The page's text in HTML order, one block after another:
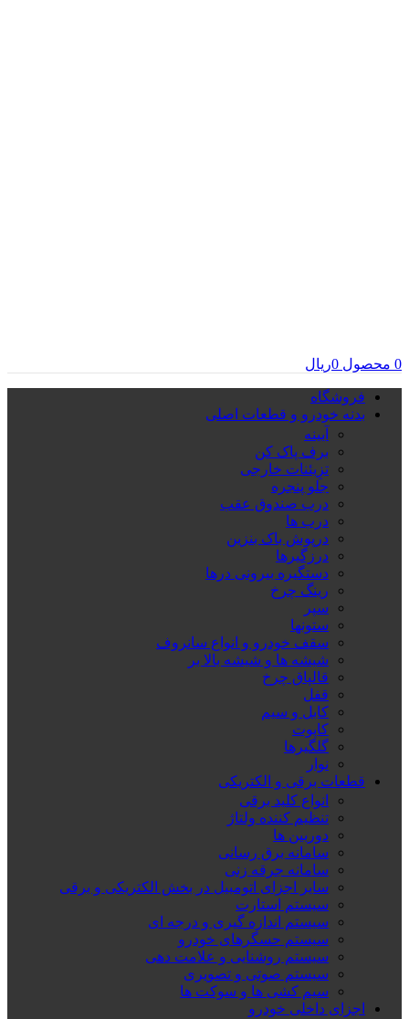
0 محصول 0ریال
فروشگاه
بدنه خودرو و قطعات اصلی
آیینه
برف پاک کن
تزِیئنات خارجی
جلو پنجره
درب صندوق عقب
درب ها
درپوش باک بنزین
درزگیرها
دستگیره بیرونی درها
رینگ چرخ
سپر
ستونها
سقف خودرو و انواع سانروف
شیشه ها و شیشه بالا بر
قالپاق چرخ
قفل
کابل و سیم
کاپوت
گلگیرها
نوار
قطعات برقی و الکتریکی
انواع کلید برقی
تنظیم کننده ولتاژ
دوربین ها
سامانه برق رسانی
سامانه جرقه زنی
سایر اجزای اتومبیل در بخش الکتریکی و برقی
سیستم استارت
سیستم اندازه گیری و درجه ای
سیستم حسگرهای خودرو
سیستم روشنایی و علامت دهی
سیستم صوتی و تصویری
سیم کشی ها و سوکت ها
اجزای داخلی خودرو